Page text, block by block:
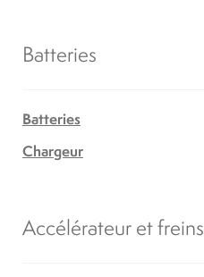
Batteries
Batteries
Chargeur
Accélérateur et freins